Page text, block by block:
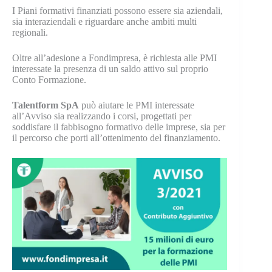
I Piani formativi finanziati possono essere sia aziendali,
sia interaziendali e riguardare anche ambiti multi
regionali.
Oltre all’adesione a Fondimpresa, è richiesta alle PMI
interessate la presenza di un saldo attivo sul proprio
Conto Formazione.
Talentform SpA può aiutare le PMI interessate
all’Avviso sia realizzando i corsi, progettati per
soddisfare il fabbisogno formativo delle imprese, sia per
il percorso che porti all’ottenimento del finanziamento.